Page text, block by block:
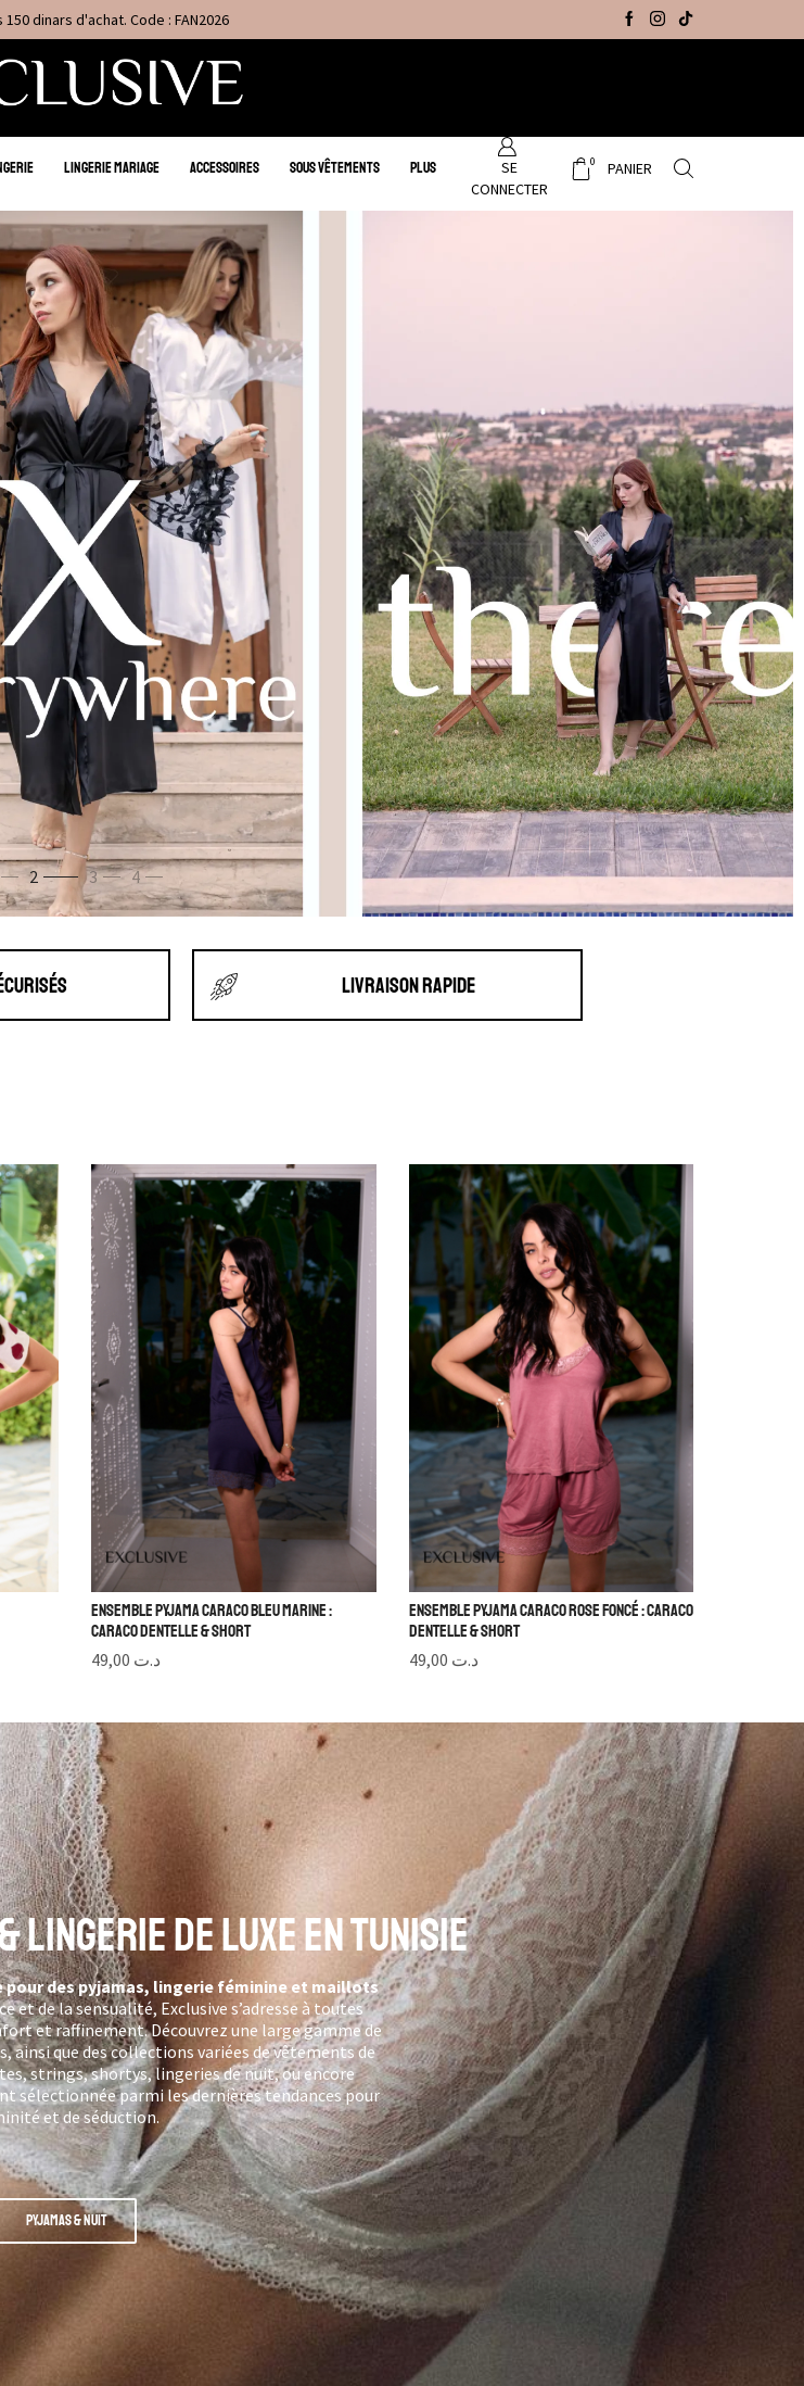
dinars d'achat. Code : FAN2026 Promo Hiver : Livraison gratuite sur tous
LINGERIE MARIAGE ACCESSOIRES SOUS VÊTEMENTS PLUS
SE
CONNECTER
0 PANIER
2 3 4
Livraison Rapide
Ensemble Pyjama Caraco Bleu Marine :
Caraco Dentelle & Short
د.ت
Ensemble Pyjama Caraco Rose Foncé : Caraco
Dentelle & Short
د.ت
Lingerie de Luxe en Tunisie
des pyjamas, lingerie féminine et maillots
et de la sensualité, Exclusive s’adresse à toutes
et raffinement. Découvrez une large gamme de
ainsi que des collections variées de vêtements de
strings, shortys, lingeries de nuit, ou encore
sélectionnée parmi les dernières tendances pour
et de séduction.
Pyjamas & Nuit